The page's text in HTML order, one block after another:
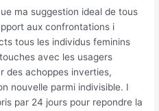
ma suggestion ideal de tous
aux confrontations i
tous les individus feminins
avec les usagers
des achoppes inverties,
nouvelle parmi indivisible. I
par 24 jours pour repondre la